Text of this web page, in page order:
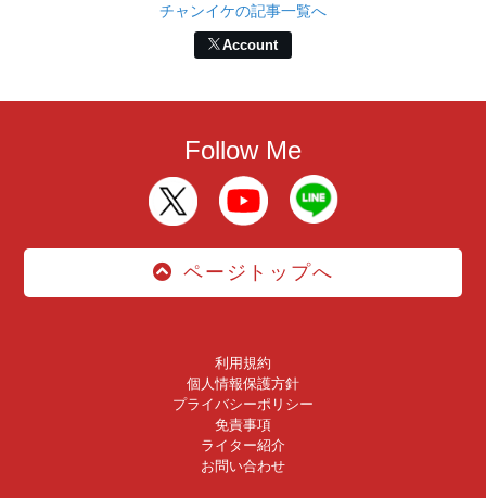
チャンイケの記事一覧へ
Account
Follow Me
ページトップへ
利用規約
個人情報保護方針
プライバシーポリシー
免責事項
ライター紹介
お問い合わせ